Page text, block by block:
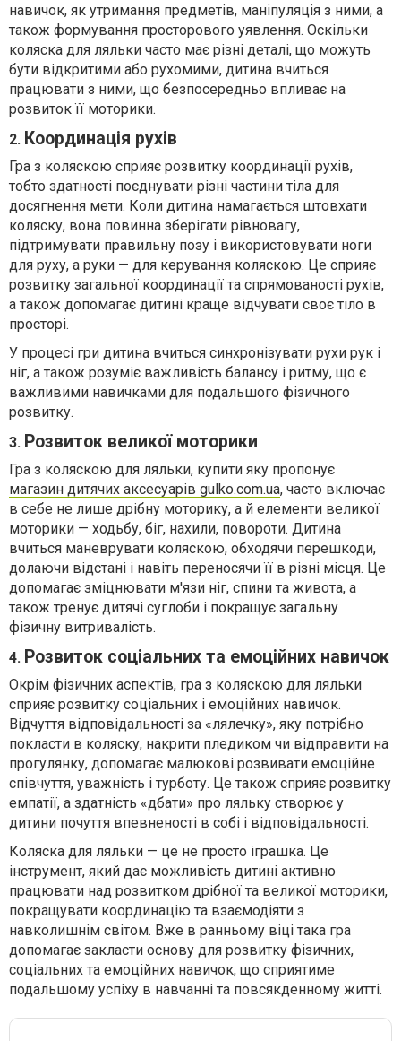
навичок, як утримання предметів, маніпуляція з ними, а
також формування просторового уявлення. Оскільки
коляска для ляльки часто має різні деталі, що можуть
бути відкритими або рухомими, дитина вчиться
працювати з ними, що безпосередньо впливає на
розвиток її моторики.
2. Координація рухів
Гра з коляскою сприяє розвитку координації рухів,
тобто здатності поєднувати різні частини тіла для
досягнення мети. Коли дитина намагається штовхати
коляску, вона повинна зберігати рівновагу,
підтримувати правильну позу і використовувати ноги
для руху, а руки — для керування коляскою. Це сприяє
розвитку загальної координації та спрямованості рухів,
а також допомагає дитині краще відчувати своє тіло в
просторі.
У процесі гри дитина вчиться синхронізувати рухи рук і
ніг, а також розуміє важливість балансу і ритму, що є
важливими навичками для подальшого фізичного
розвитку.
3. Розвиток великої моторики
Гра з коляскою для ляльки, купити яку пропонує
магазин дитячих аксесуарів gulko.com.ua, часто включає
в себе не лише дрібну моторику, а й елементи великої
моторики — ходьбу, біг, нахили, повороти. Дитина
вчиться маневрувати коляскою, обходячи перешкоди,
долаючи відстані і навіть переносячи її в різні місця. Це
допомагає зміцнювати м'язи ніг, спини та живота, а
також тренує дитячі суглоби і покращує загальну
фізичну витривалість.
4. Розвиток соціальних та емоційних навичок
Окрім фізичних аспектів, гра з коляскою для ляльки
сприяє розвитку соціальних і емоційних навичок.
Відчуття відповідальності за «лялечку», яку потрібно
покласти в коляску, накрити пледиком чи відправити на
прогулянку, допомагає малюкові розвивати емоційне
співчуття, уважність і турботу. Це також сприяє розвитку
емпатії, а здатність «дбати» про ляльку створює у
дитини почуття впевненості в собі і відповідальності.
Коляска для ляльки — це не просто іграшка. Це
інструмент, який дає можливість дитині активно
працювати над розвитком дрібної та великої моторики,
покращувати координацію та взаємодіяти з
навколишнім світом. Вже в ранньому віці така гра
допомагає закласти основу для розвитку фізичних,
соціальних та емоційних навичок, що сприятиме
подальшому успіху в навчанні та повсякденному житті.